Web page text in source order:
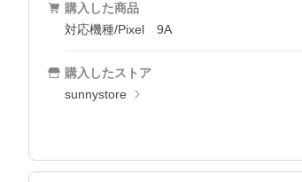
購入した商品
対応機種/Pixel 9A
購入したストア
sunnystore